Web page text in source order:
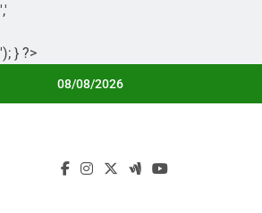
','
'); } ?>
08/08/2026